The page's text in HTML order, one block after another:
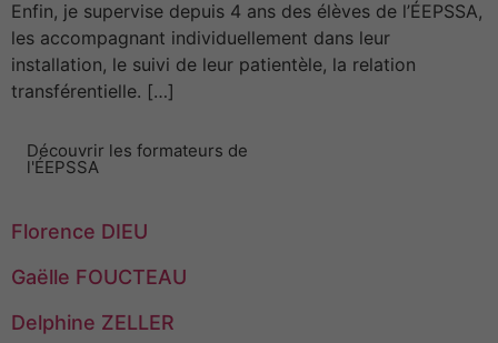
Enfin, je supervise depuis 4 ans des élèves de l’ÉEPSSA,
les accompagnant individuellement dans leur
installation, le suivi de leur patientèle, la relation
transférentielle. […]
Découvrir les formateurs de
l'ÉEPSSA
Florence DIEU
Gaëlle FOUCTEAU
Delphine ZELLER